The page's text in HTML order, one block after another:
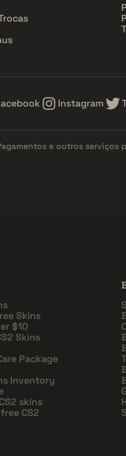
Instagram
e outros serviços
Skins
$10
Skins
Package
Inventory
skins
CS2